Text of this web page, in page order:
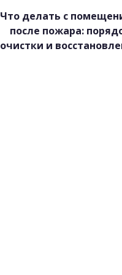
Что делать с
после пожара:
очистки и